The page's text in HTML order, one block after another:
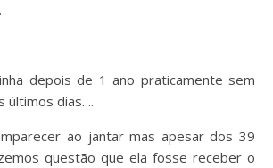
depois de 1 ano praticamente sem
últimos dias. ..
ao jantar mas apesar dos 39
questão que ela fosse receber o